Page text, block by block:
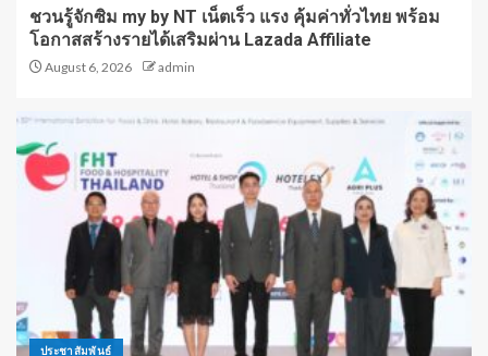
ชวนรู้จักซิม my by NT เน็ตเร็ว แรง คุ้มค่าทั่วไทย พร้อม
โอกาสสร้างรายได้เสริมผ่าน Lazada Affiliate
August 6, 2026 admin
ประชาสัมพันธ์